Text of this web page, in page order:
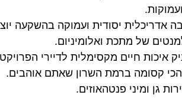
38 – הריסה ובנייה, תוך חשיבה אדריכלית יסודית ועמוקה
של מתכת ואלומיניום.
איכות חיים מקסימלית לדיירי
קסומה ברמת השרון שאתם אוהבים.